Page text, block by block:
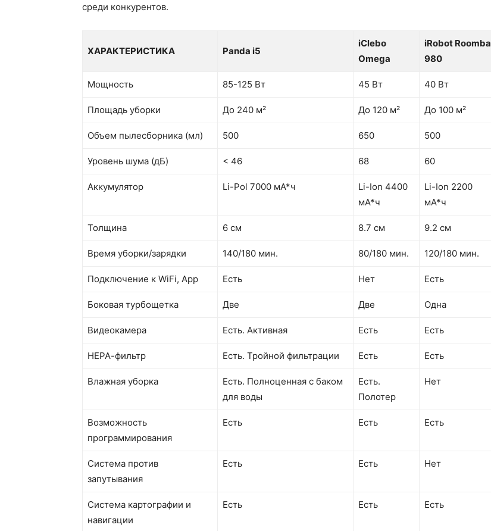
среди конкурентов.
ХАРАКТЕРИСТИКА Panda i5
iClebo
Omega
iRobot Roomba
980
Мощность 85-125 Вт 45 Вт 40 Вт
Площадь уборки До 240 м² До 120 м² До 100 м²
Объем пылесборника (мл) 500 650 500
Уровень шума (дБ) < 46 68 60
Аккумулятор Li-Pol 7000 мА*ч
Li-Ion 4400
мА*ч
Li-Ion 2200
мА*ч
Толщина 6 см 8.7 см 9.2 см
Время уборки/зарядки 140/180 мин. 80/180 мин. 120/180 мин.
Подключение к WiFi, App Есть Нет Есть
Боковая турбощетка Две Две Одна
Видеокамера Есть. Активная Есть Есть
НЕРА-фильтр Есть. Тройной фильтрации Есть Есть
Влажная уборка
Есть. Полноценная с баком
для воды
Есть.
Полотер
Нет
Возможность
программирования
Есть Есть Есть
Система против
запутывания
Есть Есть Нет
Система картографии и
навигации
Есть Есть Есть